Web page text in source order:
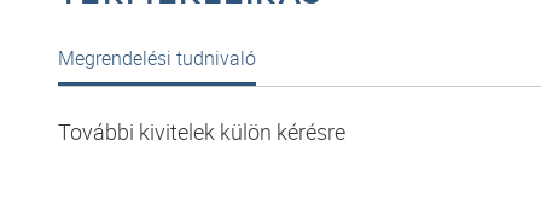
Megrendelési tudnivaló
További kivitelek külön kérésre